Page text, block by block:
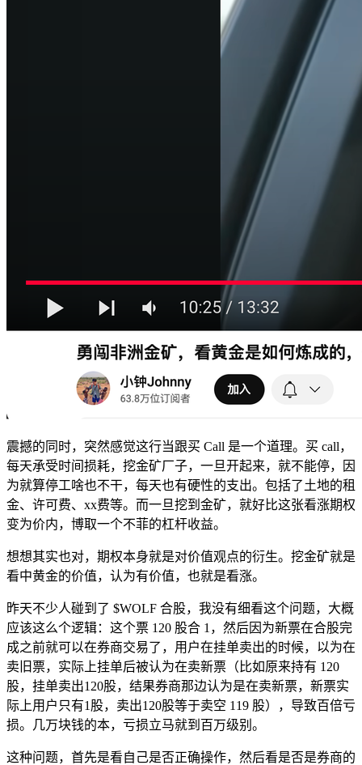
震撼的同时，突然感觉这行当跟买 Call 是一个道理。买 call，
每天承受时间损耗，挖金矿厂子，一旦开起来，就不能停，因
为就算停工啥也不干，每天也有硬性的支出。包括了土地的租
金、许可费、xx费等。而一旦挖到金矿，就好比这张看涨期权
变为价内，博取一个不菲的杠杆收益。
想想其实也对，期权本身就是对价值观点的衍生。挖金矿就是
看中黄金的价值，认为有价值，也就是看涨。
昨天不少人碰到了 $WOLF 合股，我没有细看这个问题，大概
应该这么个逻辑：这个票 120 股合 1，然后因为新票在合股完
成之前就可以在券商交易了，用户在挂单卖出的时候，以为在
卖旧票，实际上挂单后被认为在卖新票（比如原来持有 120
股，挂单卖出120股，结果券商那边认为是在卖新票，新票实
际上用户只有1股，卖出120股等于卖空 119 股），导致百倍亏
损。几万块钱的本，亏损立马就到百万级别。
这种问题，首先是看自己是否正确操作，然后看是否是券商的